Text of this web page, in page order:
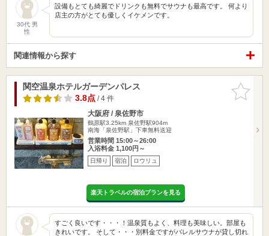
30代 男
性
設備もとても綺麗でドリンクも無料でサウナも最高です。 何より
店主の方がとても優しくイケメンです。
関連情報から探す
お気に入
りに追加
関空温泉ホテルガーデンパレス
3.8点/ 4 件
大阪府 / 泉佐野市
鶴原駅3.25km 泉佐野駅904m
南海「泉佐野駅」下車無料送迎
営業時間 15:00～26:00
入浴料金 1,100円～
日帰り 宿泊 ロウリュ
楽天トラベルの宿泊プランを見る
すごく良いです・・・！温泉質もよく、料理も美味しい。部屋も
きれいです。 そして・・・別料金ですがバレルサウナが貸し切れ